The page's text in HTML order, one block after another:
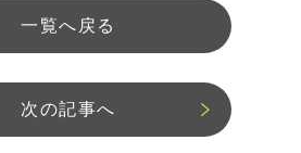
一覧へ戻る
次の記事へ